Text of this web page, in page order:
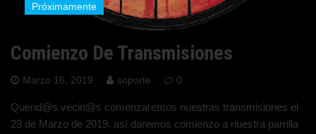
Próximamente
Comienzo De Transmisiones
Marzo 16, 2019 soporte 0
Querid@s vecin@s comenzaremos nuestras transmisiones el
23 de Marzo de 2019, así daremos comienzo a nuestra parrilla